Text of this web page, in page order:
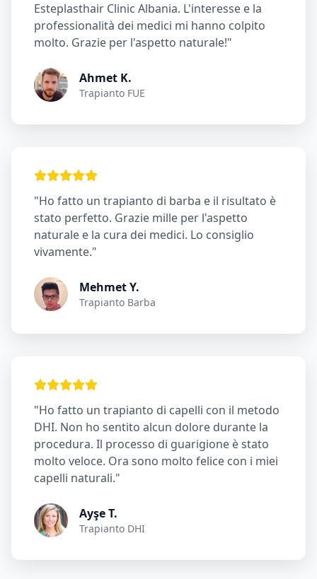
Esteplasthair Clinic Albania. L'interesse e la
professionalità dei medici mi hanno colpito
molto. Grazie per l'aspetto naturale!"
Ahmet K.
Trapianto FUE
"Ho fatto un trapianto di barba e il risultato è
stato perfetto. Grazie mille per l'aspetto
naturale e la cura dei medici. Lo consiglio
vivamente."
Mehmet Y.
Trapianto Barba
"Ho fatto un trapianto di capelli con il metodo
DHI. Non ho sentito alcun dolore durante la
procedura. Il processo di guarigione è stato
molto veloce. Ora sono molto felice con i miei
capelli naturali."
Ayşe T.
Trapianto DHI